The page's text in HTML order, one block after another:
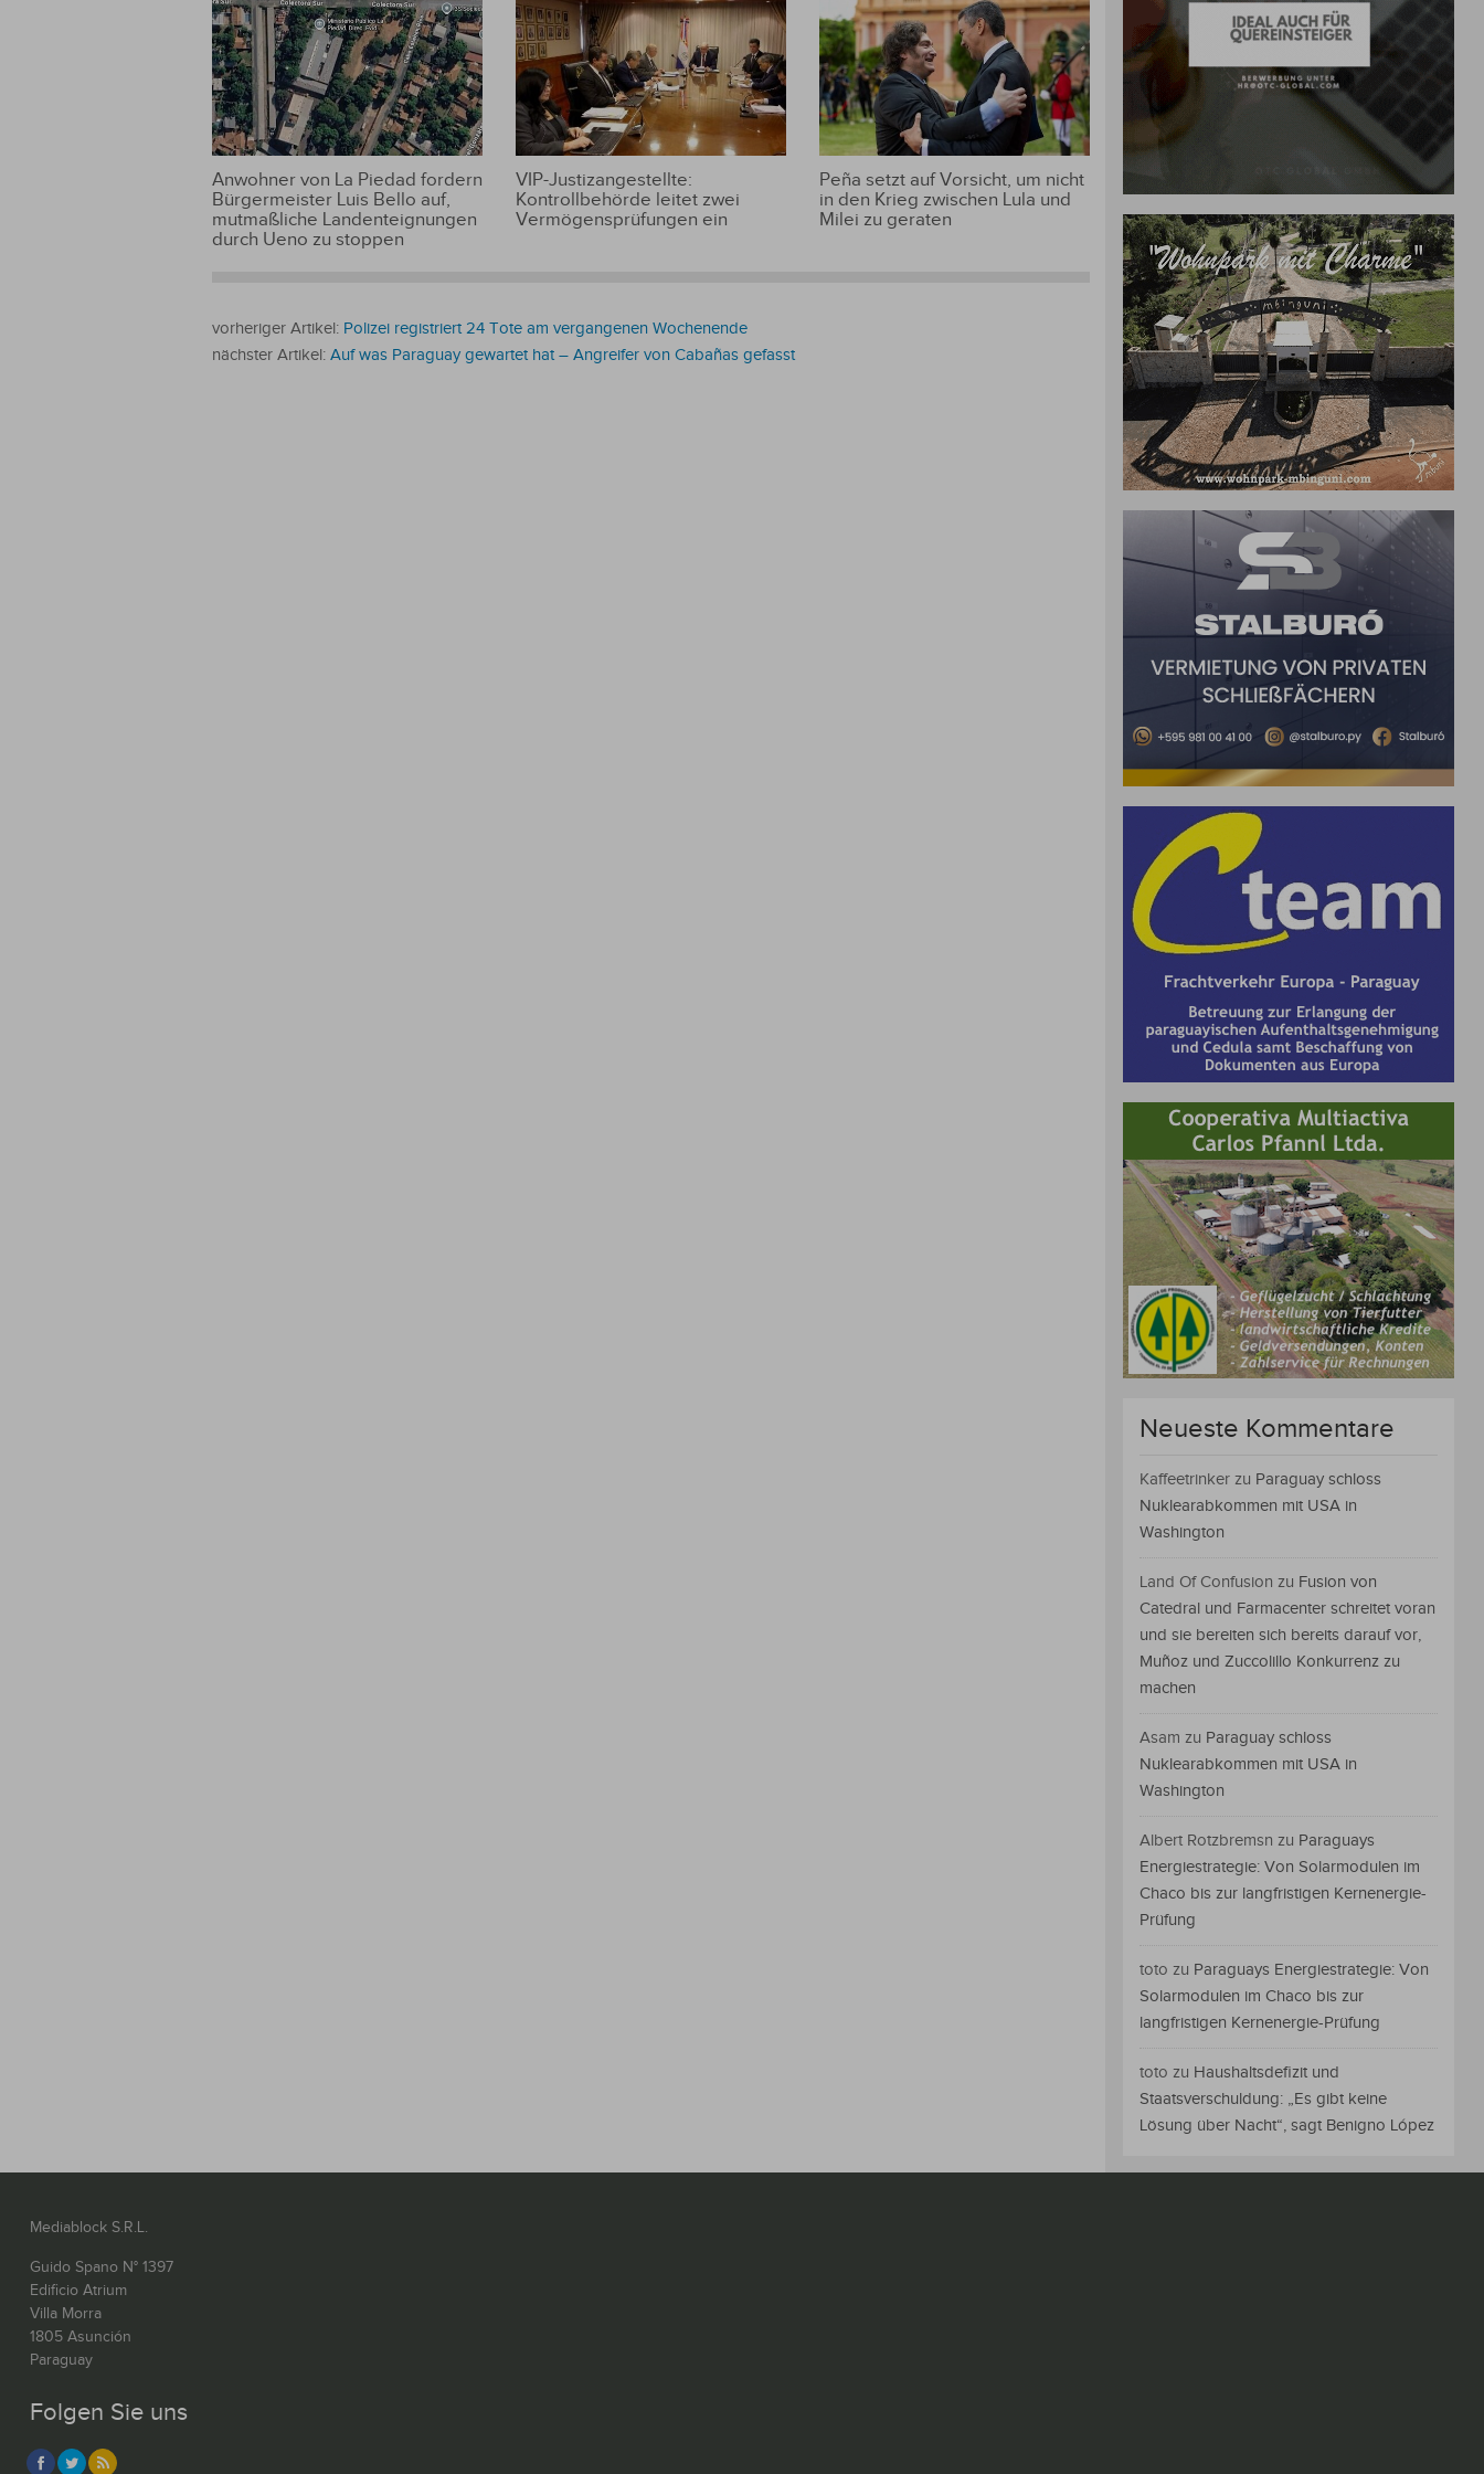
Anwohner von La Piedad fordern
Bürgermeister Luis Bello auf,
mutmaßliche Landenteignungen
durch Ueno zu stoppen
VIP-Justizangestellte:
Kontrollbehörde leitet zwei
Vermögensprüfungen ein
Peña setzt auf Vorsicht, um nicht
in den Krieg zwischen Lula und
Milei zu geraten
vorheriger Artikel: Polizei registriert 24 Tote am vergangenen Wochenende
nächster Artikel: Auf was Paraguay gewartet hat – Angreifer von Cabañas gefasst
Neueste Kommentare
Kaffeetrinker zu Paraguay schloss
Nuklearabkommen mit USA in
Washington
Land Of Confusion zu Fusion von
Catedral und Farmacenter schreitet voran
und sie bereiten sich bereits darauf vor,
Muñoz und Zuccolillo Konkurrenz zu
machen
Asam zu Paraguay schloss
Nuklearabkommen mit USA in
Washington
Albert Rotzbremsn zu Paraguays
Energiestrategie: Von Solarmodulen im
Chaco bis zur langfristigen Kernenergie-
Prüfung
toto zu Paraguays Energiestrategie: Von
Solarmodulen im Chaco bis zur
langfristigen Kernenergie-Prüfung
toto zu Haushaltsdefizit und
Staatsverschuldung: „Es gibt keine
Lösung über Nacht“, sagt Benigno López
Mediablock S.R.L.
Guido Spano N° 1397
Edificio Atrium
Villa Morra
1805 Asunción
Paraguay
Folgen Sie uns